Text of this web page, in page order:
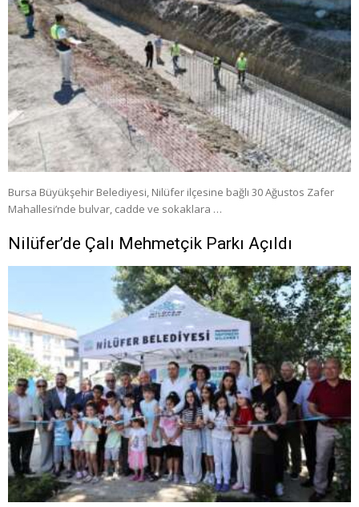
Bursa Büyükşehir Belediyesi, Nilüfer ilçesine bağlı 30 Ağustos Zafer
Mahallesi’nde bulvar, cadde ve sokaklara …
Nilüfer’de Çalı Mehmetçik Parkı Açıldı